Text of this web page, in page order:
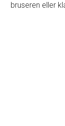
bruseren eller